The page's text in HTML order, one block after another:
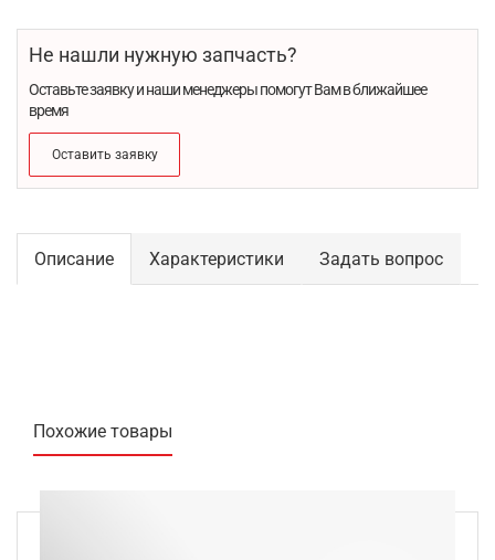
Не нашли нужную запчасть?
Оставьте заявку и наши менеджеры помогут Вам в ближайшее
время
Оставить заявку
Описание Характеристики Задать вопрос
Похожие товары